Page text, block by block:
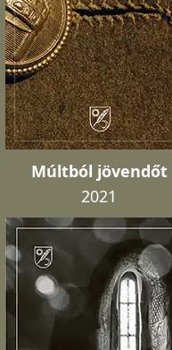
Múltból jövendőt
2021